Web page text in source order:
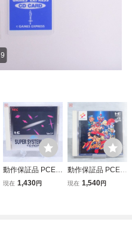
9
動作保証品 PCE P
Cエンジン CD-RO
現在 1,430円
動作保証品 PCE P
Cエンジン SUPE
現在 1,540円